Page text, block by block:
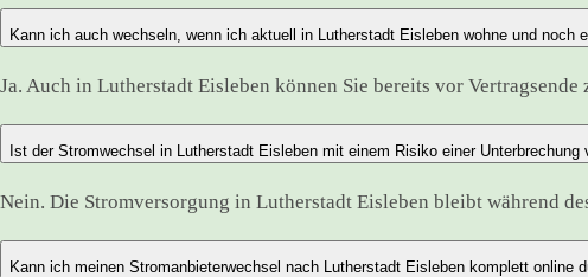
Kann ich auch wechseln, wenn ich aktuell in Lutherstadt Eisleben wohne und noch
Ja. Auch in Lutherstadt Eisleben können Sie bereits vor
Ist der Stromwechsel in Lutherstadt Eisleben mit einem Risiko einer Unterbrechung
Nein. Die Stromversorgung in Lutherstadt Eisleben bleibt während
Kann ich meinen Stromanbieterwechsel nach Lutherstadt Eisleben komplett online